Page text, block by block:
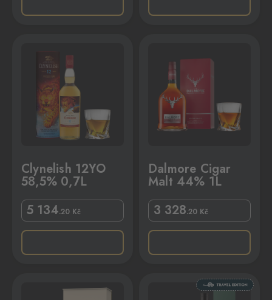
Clynelish 12YO
58,5% 0,7L
5 134.20 Kč
Dalmore Cigar
Malt 44% 1L
3 328.20 Kč